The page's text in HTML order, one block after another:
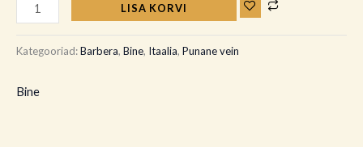
LISA KORVI
Kategooriad:Barbera, Bine, Itaalia, Punane vein
Bine